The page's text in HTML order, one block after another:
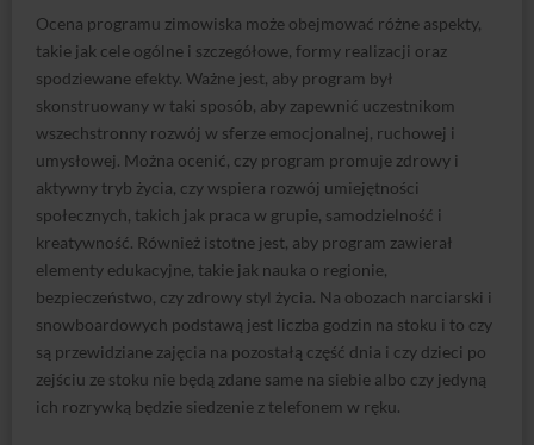
aktywny tryb życia, czy wspiera rozwój umiejętności
społecznych, takich jak praca w grupie, samodzielność i
kreatywność. Również istotne jest, aby program zawierał
elementy edukacyjne, takie jak nauka o regionie,
bezpieczeństwo, czy zdrowy styl życia. Na obozach narciarski i
snowboardowych podstawą jest liczba godzin na stoku i to czy
są przewidziane zajęcia na pozostałą część dnia i czy dzieci po
zejściu ze stoku nie będą zdane same na siebie albo czy jedyną
ich rozrywką będzie siedzenie z telefonem w ręku.
Jak wybrać obóz narciarski: 7 rzeczy na które warto zwrócić
uwagę.